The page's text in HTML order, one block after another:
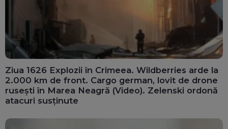
Ziua 1626 Explozii în Crimeea. Wildberries arde la
2.000 km de front. Cargo german, lovit de drone
rusești în Marea Neagră (Video). Zelenski ordonă
atacuri susținute